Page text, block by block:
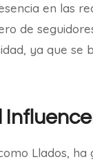
en las
de
ya que se
Llados,